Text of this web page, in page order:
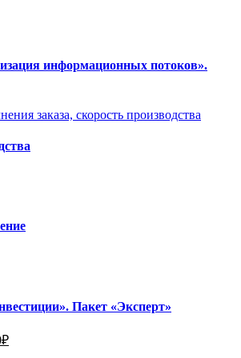
информационных потоков».
Пакет «Эксперт»
₽Текущая